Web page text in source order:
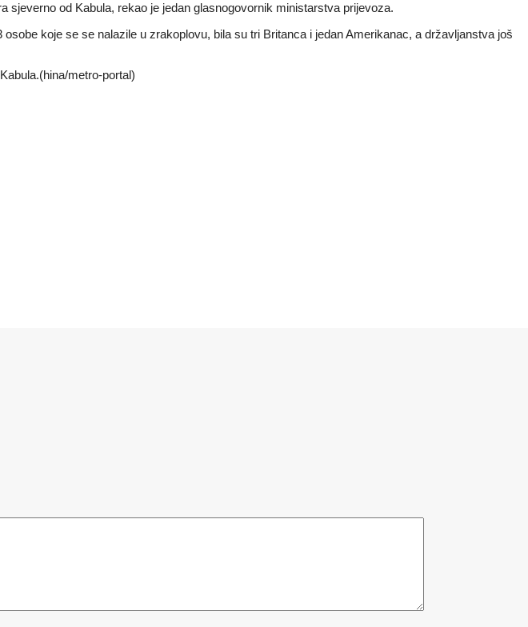
sjeverno od Kabula, rekao je jedan glasnogovornik ministarstva prijevoza.
koje se se nalazile u zrakoplovu, bila su tri Britanca i jedan Amerikanac, a državljanstva još
metro-portal)